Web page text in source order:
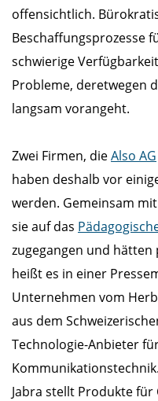
offensichtlich.
Beschaffungsprozesse
schwierige
Probleme, deretwegen
langsam vorangeht.
Zwei Firmen, dieAlso AG
haben deshalb vor
werden. Gemeinsam
sie auf das
zugegangen und
heißt es in einer
Unternehmen vom
aus dem
Technologie-Anbieter
Jabra stellt Produkte